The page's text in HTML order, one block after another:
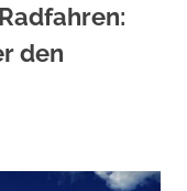
den